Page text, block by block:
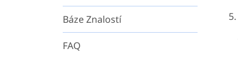
Báze Znalostí
FAQ